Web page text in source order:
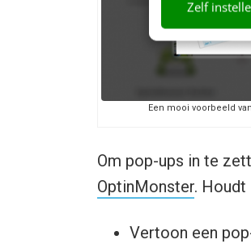
Zelf
Een mooi voorbeeld
Om pop-ups in te
OptinMonster. Houdt
Vertoon een